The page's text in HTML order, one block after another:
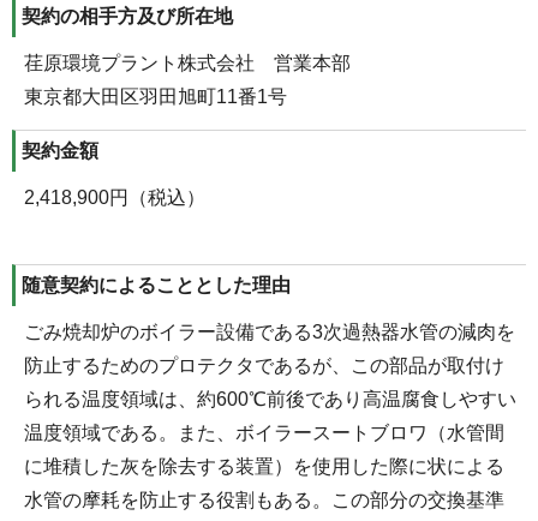
契約の相手方及び所在地
荏原環境プラント株式会社 営業本部
東京都大田区羽田旭町11番1号
契約金額
2,418,900円（税込）
随意契約によることとした理由
ごみ焼却炉のボイラー設備である3次過熱器水管の減肉を
防止するためのプロテクタであるが、この部品が取付け
られる温度領域は、約600℃前後であり高温腐食しやすい
温度領域である。また、ボイラースートブロワ（水管間
に堆積した灰を除去する装置）を使用した際に状による
水管の摩耗を防止する役割もある。この部分の交換基準